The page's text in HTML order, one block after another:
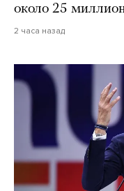
около 25
2 часа назад